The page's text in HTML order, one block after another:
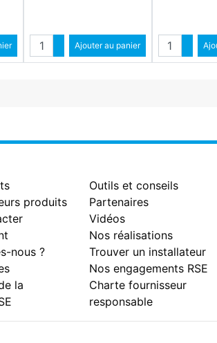
QuantitéAugmenter quantité
Diminuer quantité
Ajouter au panier Quantité
produits
nous ?
la
Outils et conseils
Partenaires
Vidéos
Nos réalisations
Trouver un installateur
Nos engagements RSE
Charte fournisseur
responsable